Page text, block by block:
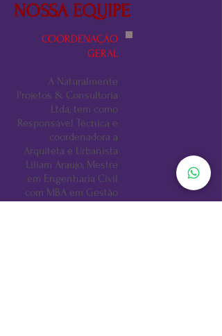
NOSSA EQUIPE
COORDENAÇÃO
GERAL
A Naturalmente
Projetos & Consultoria
Ltda, tem como
Responsável Técnica e
coordenadora a
Arquiteta e Urbanista
Liliam Araujo, Mestre
em Engenharia Civil
com MBA em Gestão